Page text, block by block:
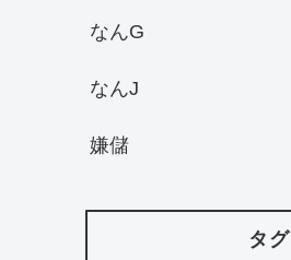
なんG
なんJ
嫌儲
タグ